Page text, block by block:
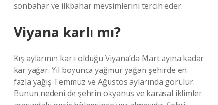
sonbahar ve ilkbahar mevsimlerini tercih eder.
Viyana karlı mı?
Kış aylarının karlı olduğu Viyana’da Mart ayına kadar
kar yağar. Yıl boyunca yağmur yağan şehirde en
fazla yağış Temmuz ve Ağustos aylarında görülür.
Bunun nedeni de şehrin okyanus ve karasal iklimler